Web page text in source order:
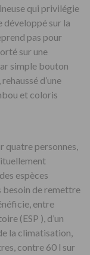
qui privilégie
développé sur la
pas pour
sur une
simple bouton
d’une
et coloris
quatre personnes,
espèces
besoin de remettre
entre
(ESP ), d’un
la climatisation,
contre 60 l sur